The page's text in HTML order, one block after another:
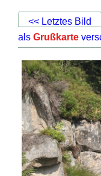
<< Letztes Bild
alsGrußkarte